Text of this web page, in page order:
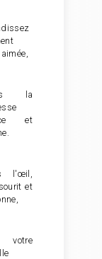
la
et
l'œil,
et
votre